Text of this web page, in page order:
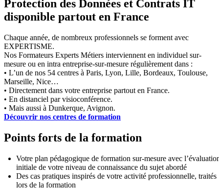
Protection des Données et Contrats IT
disponible partout en France
Chaque année, de nombreux professionnels se forment avec
EXPERTISME.
Nos Formateurs Experts Métiers interviennent en individuel sur-
mesure ou en intra entreprise-sur-mesure régulièrement dans :
• L’un de nos 54 centres à Paris, Lyon, Lille, Bordeaux, Toulouse,
Marseille, Nice…
• Directement dans votre entreprise partout en France.
• En distanciel par visioconférence.
• Mais aussi à Dunkerque, Avignon.
Découvrir nos centres de formation
Points forts de la formation
Votre plan pédagogique de formation sur-mesure avec
initiale de votre niveau de connaissance du sujet abordé
Des cas pratiques inspirés de votre activité professionnelle, traités
lors de la formation